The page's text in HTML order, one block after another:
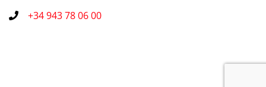
+34 943 78 06 00